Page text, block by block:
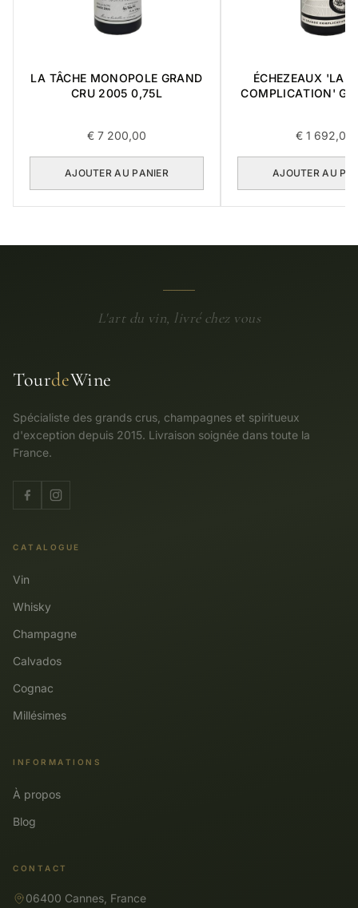
LA TÂCHE MONOPOLE GRAND
CRU 2005 0,75L
€ 7 200,00
AJOUTER AU PANIER
ÉCHEZEAUX 'LA
COMPLICATION'
€ 1 692,00
AJOUTER AU
L'art du vin, livré chez vous
TourdeWine
Spécialiste des grands crus, champagnes et spiritueux
d'exception depuis 2015. Livraison soignée dans toute la
France.
CATALOGUE
Vin
Whisky
Champagne
Calvados
Cognac
Millésimes
INFORMATIONS
À propos
Blog
CONTACT
06400 Cannes, France